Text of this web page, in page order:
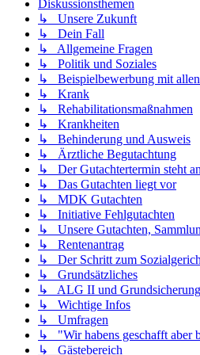
Diskussionsthemen
↳ Unsere Zukunft
↳ Dein Fall
↳ Allgemeine Fragen
↳ Politik und Soziales
↳ Beispielbewerbung mit allen
↳ Krank
↳ Rehabilitationsmaßnahmen
↳ Krankheiten
↳ Behinderung und Ausweis
↳ Ärztliche Begutachtung
↳ Der Gutachtertermin steht an
↳ Das Gutachten liegt vor
↳ MDK Gutachten
↳ Initiative Fehlgutachten
↳ Unsere Gutachten,
↳ Rentenantrag
↳ Der Schritt zum
↳ Grundsätzliches
↳ ALG II und Grundsicherung
↳ Wichtige Infos
↳ Umfragen
↳ "Wir habens geschafft aber
↳ Gästebereich